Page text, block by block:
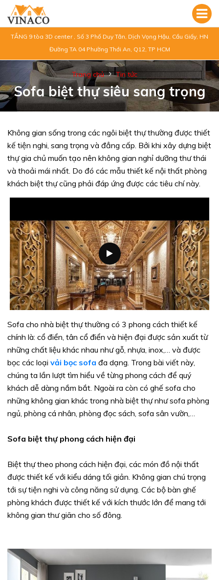
TẦNG 9 tòa 3D center , Số 3 Phố Duy Tân, Dịch Vọng Hậu, Cầu Giấy, HN
Đường TA 04 Phường Thới An, Q12, TP HCM
Trang chủ Tin tức
Sofa biệt thự siêu sang trọng
Không gian sống trong các ngôi biệt thự thường được thiết
kế tiện nghi, sang trọng và đẳng cấp. Bởi khi xây dựng biệt
thự gia chủ muốn tạo nên không gian nghỉ dưỡng thư thái
và thoải mái nhất. Do đó các mẫu thiết kế nội thất phòng
khách biệt thự cũng phải đáp ứng được các tiêu chí này.
Sofa cho nhà biệt thự thường có 3 phong cách thiết kế
chính là: cổ điển, tân cổ điển và hiện đại được sản xuất từ
những chất liệu khác nhau như gỗ, nhựa, inox,… và được
bọc các loại vải bọc sofa đa dạng. Trong bài viết này,
chúng ta lần lượt tìm hiểu về từng phong cách để quý
khách dễ dàng nắm bắt. Ngoài ra còn có ghế sofa cho
những không gian khác trong nhà biệt thự như sofa phòng
ngủ, phòng cá nhân, phòng đọc sách, sofa sân vườn,…
Sofa biệt thự phong cách hiện đại
Biệt thự theo phong cách hiện đại, các món đồ nội thất
được thiết kế với kiểu dáng tối giản. Không gian chú trọng
tới sự tiện nghi và công năng sử dụng. Các bộ bàn ghế
phòng khách được thiết kế với kích thước lớn để mang tới
không gian thư giãn cho số đông.